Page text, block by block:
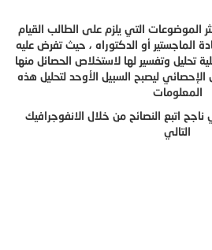
الموضوعات التي يلزم على الطالب القيام
الماجستير أو الدكتوراه ، حيث تفرض عليه
تحليل وتفسير لها لاستخلاص الحصائل منها
الإحصائي ليصبح السبيل الأوحد لتحليل هذه
المعلومات
اتبع النصائح من خلال الانفوجرافيك
التالي